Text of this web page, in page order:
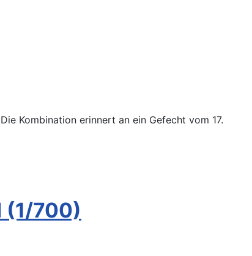
Kombination erinnert an ein Gefecht vom 17.
(1/700)